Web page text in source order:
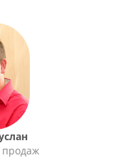
продаж